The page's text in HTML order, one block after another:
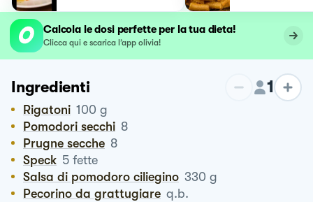
Calcola le dosi perfette per la tua dieta!
Clicca qui e scarica l’app olivia!
Ingredienti 1
Rigatoni 100 g
Pomodori secchi 8
Prugne secche 8
Speck 5 fette
Salsa di pomodoro ciliegino 330 g
Pecorino da grattugiare q.b.